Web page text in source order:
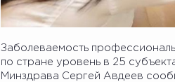
Заболеваемость
по стране уровень в 25
Минздрава Сергей Авдеев